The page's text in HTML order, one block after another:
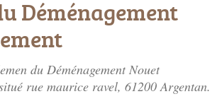
Déménagement
du Déménagement Nouet
rue maurice ravel, 61200 Argentan.